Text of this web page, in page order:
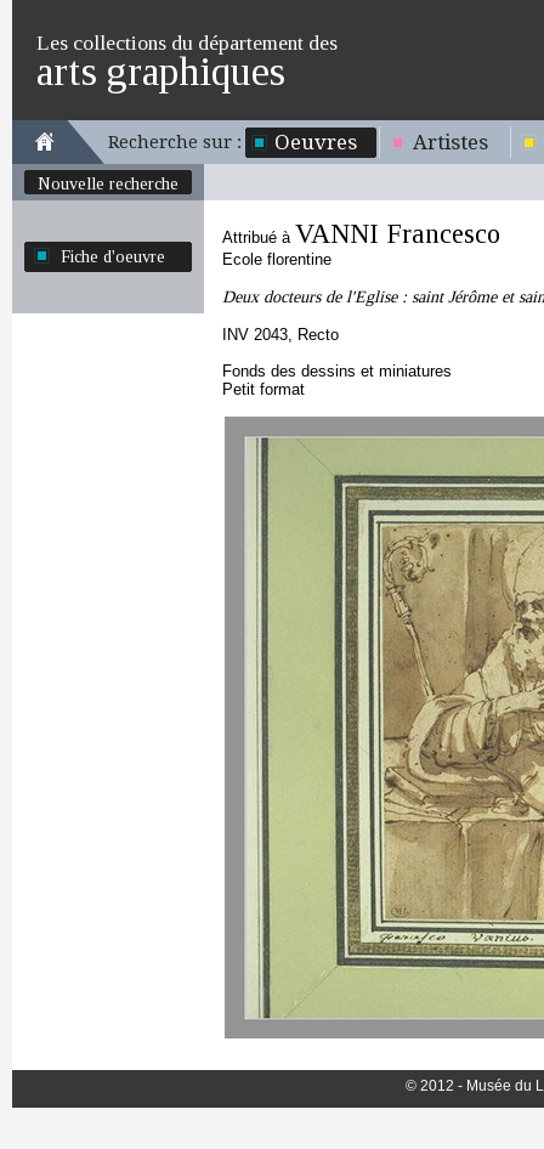
Les collections du département des
arts graphiques
Recherche sur : Oeuvres Artistes
Nouvelle recherche
Fiche d'oeuvre
Attribué à VANNI Francesco
Ecole florentine
Deux docteurs de l'Eglise : saint Jérôme et
INV 2043, Recto
Fonds des dessins et miniatures
Petit format
© 2012 - Musée du